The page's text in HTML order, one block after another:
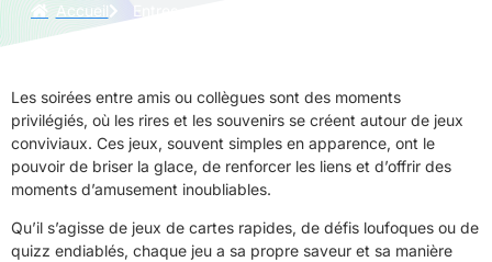
Accueil Entres amis / collègues
Les soirées entre amis ou collègues sont des moments
privilégiés, où les rires et les souvenirs se créent autour de jeux
conviviaux. Ces jeux, souvent simples en apparence, ont le
pouvoir de briser la glace, de renforcer les liens et d’offrir des
moments d’amusement inoubliables.
Qu’il s’agisse de jeux de cartes rapides, de défis loufoques ou de
quizz endiablés, chaque jeu a sa propre saveur et sa manière